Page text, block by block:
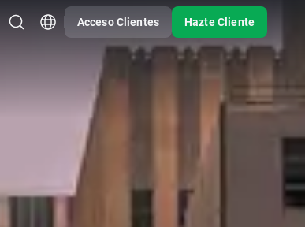
Acceso Clientes Hazte Cliente